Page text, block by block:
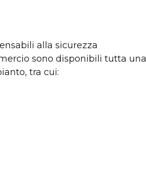
alla sicurezza
sono disponibili tutta una
tra cui: